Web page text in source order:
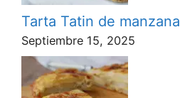
Tarta Tatin de manzana
Septiembre 15, 2025